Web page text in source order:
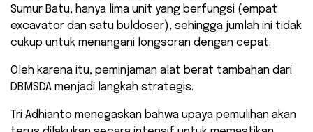
Sumur Batu, hanya lima unit yang berfungsi (empat
excavator dan satu buldoser), sehingga jumlah ini tidak
cukup untuk menangani longsoran dengan cepat.
Oleh karena itu, peminjaman alat berat tambahan dari
DBMSDA menjadi langkah strategis.
Tri Adhianto menegaskan bahwa upaya pemulihan akan